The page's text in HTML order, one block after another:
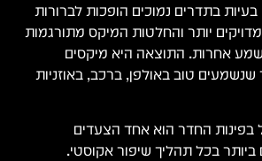
בתדרים נמוכים הופכות לברורות
מדויקים יותר והחלטות המיקס מתורגמות
אחרות. התוצאה היא מיקסים
שנשמעים טוב באולפן, ברכב, באוזניות
בפינות החדר הוא אחד הצעדים
ביותר בכל תהליך שיפור אקוסטי.